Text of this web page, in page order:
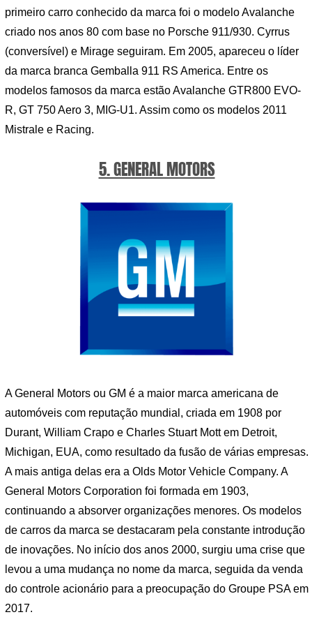
primeiro carro conhecido da marca foi o modelo Avalanche
criado nos anos 80 com base no Porsche 911/930. Cyrrus
(conversível) e Mirage seguiram. Em 2005, apareceu o líder
da marca branca Gemballa 911 RS America. Entre os
modelos famosos da marca estão Avalanche GTR800 EVO-
R, GT 750 Aero 3, MIG-U1. Assim como os modelos 2011
Mistrale e Racing.
5. GENERAL MOTORS
A General Motors ou GM é a maior marca americana de
automóveis com reputação mundial, criada em 1908 por
Durant, William Crapo e Charles Stuart Mott em Detroit,
Michigan, EUA, como resultado da fusão de várias empresas.
A mais antiga delas era a Olds Motor Vehicle Company. A
General Motors Corporation foi formada em 1903,
continuando a absorver organizações menores. Os modelos
de carros da marca se destacaram pela constante introdução
de inovações. No início dos anos 2000, surgiu uma crise que
levou a uma mudança no nome da marca, seguida da venda
do controle acionário para a preocupação do Groupe PSA em
2017.